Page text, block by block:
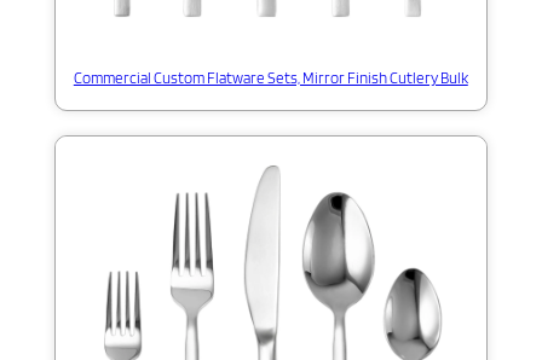
Commercial Custom Flatware Sets, Mirror Finish Cutlery Bulk